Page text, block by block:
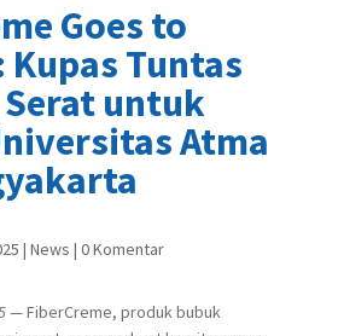
Goes to
Kupas Tuntas
untuk
Atma
| News | 0 Komentar
— FiberCreme, produk bubuk